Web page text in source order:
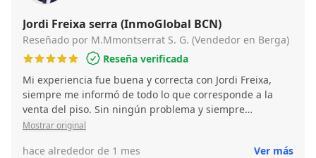
Jordi Freixa serra (InmoGlobal BCN)
Reseñado por M.Mmontserrat S. G. (Vendedor en Berga)
Reseña verificada
Mi experiencia fue buena y correcta con Jordi Freixa,
siempre me informó de todo lo que corresponde a la
venta del piso. Sin ningún problema y siempre
informando del posible comprador que tenía. Estamos
siempre ha estado muy atento si tenía que preguntar
Mostrar original
hace alrededor de 1 mes Ver más